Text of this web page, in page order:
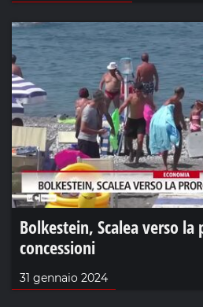
Bolkestein, Scalea verso
concessioni
31 gennaio 2024